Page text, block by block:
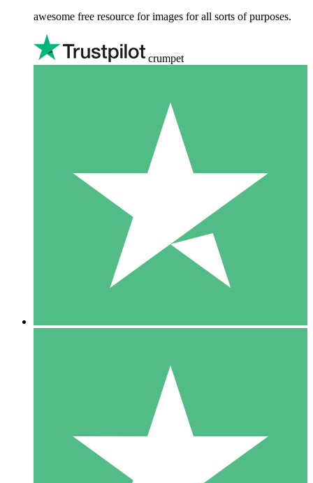
awesome free resource for images for all sorts of purposes.
crumpet